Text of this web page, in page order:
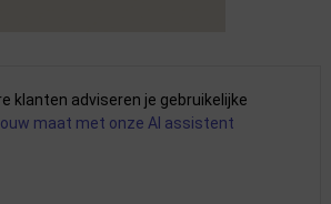
klanten adviseren je gebruikelijke
maat met onze AI assistent